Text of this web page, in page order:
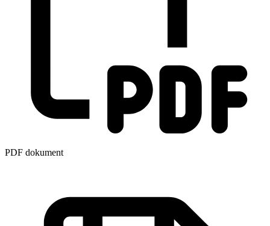
PDF dokument